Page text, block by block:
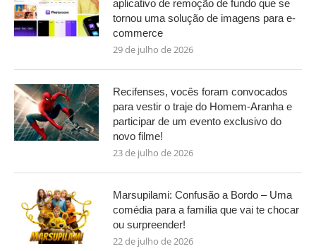
aplicativo de remoção de fundo que se
tornou uma solução de imagens para e-
commerce
29 de julho de 2026
Recifenses, vocês foram convocados
para vestir o traje do Homem-Aranha e
participar de um evento exclusivo do
novo filme!
23 de julho de 2026
Marsupilami: Confusão a Bordo – Uma
comédia para a família que vai te chocar
ou surpreender!
22 de julho de 2026